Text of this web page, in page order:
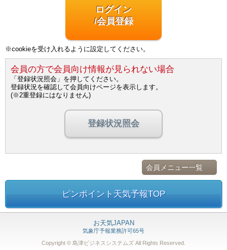
ログイン
/会員登録
※cookieを受け入れるように設定してください。
会員の方で会員向け情報が見られない場合
「登録状況照会」を押してください。
登録状況を確認して会員向けページを表示します。
(※2重登録にはなりません)
登録状況照会
会員メニュー一覧
ピンポイント天気予報TOP
お天気JAPAN
気象庁予報業務許可65号
Copyright © 島津ビジネスシステムズ All Rights Reserved.